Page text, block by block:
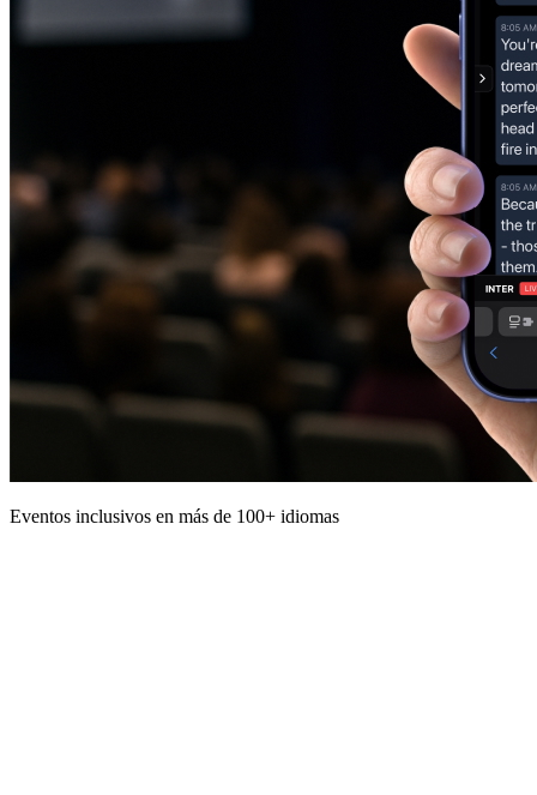
Eventos inclusivos en más de 100+ idiomas